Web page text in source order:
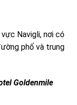
Navigli, nơi có
phố và trung
Goldenmile